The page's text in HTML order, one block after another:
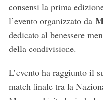
consensi la prima
l’evento organizzato da
dedicato al benessere
della condivisione.
L’evento ha raggiunto il
match finale tra la